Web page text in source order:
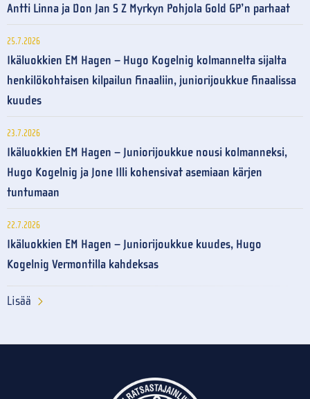
Antti Linna ja Don Jan S Z Myrkyn Pohjola Gold GP’n parhaat
25.7.2026
Ikäluokkien EM Hagen – Hugo Kogelnig kolmannelta sijalta
henkilökohtaisen kilpailun finaaliin, juniorijoukkue finaalissa
kuudes
23.7.2026
Ikäluokkien EM Hagen – Juniorijoukkue nousi kolmanneksi,
Hugo Kogelnig ja Jone Illi kohensivat asemiaan kärjen
tuntumaan
22.7.2026
Ikäluokkien EM Hagen – Juniorijoukkue kuudes, Hugo
Kogelnig Vermontilla kahdeksas
Lisää